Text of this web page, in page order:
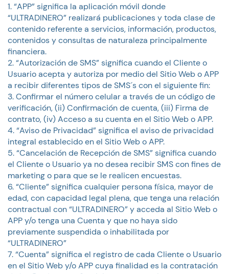
“APP” significa la aplicación móvil donde
“ULTRADINERO” realizará publicaciones y toda clase de
contenido referente a servicios, información, productos,
contenidos y consultas de naturaleza principalmente
financiera.
“Autorización de SMS” significa cuando el Cliente o
Usuario acepta y autoriza por medio del Sitio Web o APP
a recibir diferentes tipos de SMS´s con el siguiente fin:
Confirmar el número celular a través de un código de
verificación, (ii) Confirmación de cuenta, (iii) Firma de
contrato, (iv) Acceso a su cuenta en el Sitio Web o APP.
“Aviso de Privacidad” significa el aviso de privacidad
integral establecido en el Sitio Web o APP.
“Cancelación de Recepción de SMS” significa cuando
el Cliente o Usuario ya no desea recibir SMS con fines de
marketing o para que se le realicen encuestas.
“Cliente” significa cualquier persona física, mayor de
edad, con capacidad legal plena, que tenga una relación
contractual con “ULTRADINERO” y acceda al Sitio Web o
APP y/o tenga una Cuenta y que no haya sido
previamente suspendida o inhabilitada por
“ULTRADINERO”
“Cuenta” significa el registro de cada Cliente o Usuario
en el Sitio Web y/o APP cuya finalidad es la contratación